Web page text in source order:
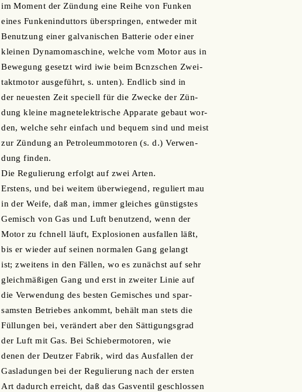
im Moment der Zündung eine Reihe von Funken
eines Funkeninduttors überspringen, entweder mit
Benutzung einer galvanischen Batterie oder einer
kleinen Dynamomaschine, welche vom Motor aus in
Bewegung gesetzt wird iwie beim Bcnzschen Zwei-
taktmotor ausgeführt, s. unten). Endlicb sind in
der neuesten Zeit speciell für die Zwecke der Zün-
dung kleine magnetelektrische Apparate gebaut wor-
den, welche sehr einfach und bequem sind und meist
zur Zündung an Petroleummotoren (s. d.) Verwen-
dung finden.
Die Regulierung erfolgt auf zwei Arten.
Erstens, und bei weitem überwiegend, reguliert mau
in der Weife, daß man, immer gleiches günstigstes
Gemisch von Gas und Luft benutzend, wenn der
Motor zu fchnell läuft, Explosionen ausfallen läßt,
bis er wieder auf seinen normalen Gang gelangt
ist; zweitens in den Fällen, wo es zunächst auf sehr
gleichmäßigen Gang und erst in zweiter Linie auf
die Verwendung des besten Gemisches und spar-
samsten Betriebes ankommt, behält man stets die
Füllungen bei, verändert aber den Sättigungsgrad
der Luft mit Gas. Bei Schiebermotoren, wie
denen der Deutzer Fabrik, wird das Ausfallen der
Gasladungen bei der Regulierung nach der ersten
Art dadurch erreicht, daß das Gasventil geschlossen